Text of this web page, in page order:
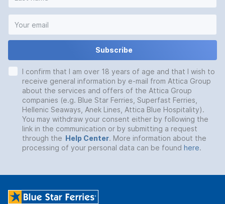
Subscribe
I confirm that I am over 18 years of age and that I wish to
receive general information by e-mail from Attica Group
about the services and offers of the Attica Group
companies (e.g. Blue Star Ferries, Superfast Ferries,
Hellenic Seaways, Anek Lines, Attica Blue Hospitality).
You may withdraw your consent either by following the
link in the communication or by submitting a request
through the Help Center. More information about the
processing of your personal data can be found here.